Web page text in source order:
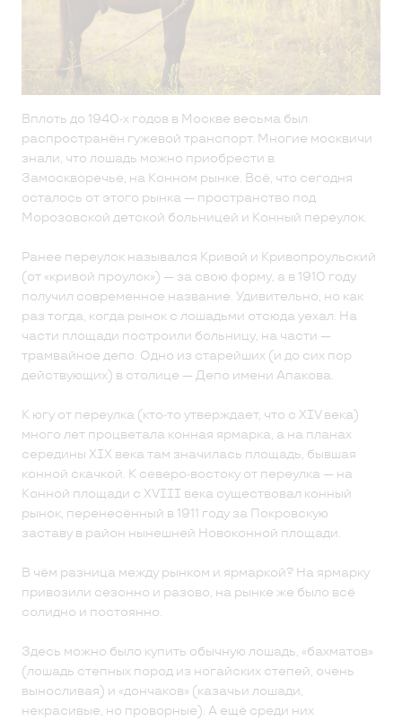
Вплоть до 1940-х годов в Москве весьма был
распространён гужевой транспорт. Многие москвичи
знали, что лошадь можно приобрести в
Замоскворечье, на Конном рынке. Всё, что сегодня
осталось от этого рынка — пространство под
Морозовской детской больницей и Конный переулок.
Ранее переулок назывался Кривой и Кривопроульский
(от «кривой проулок») — за свою форму, а в 1910 году
получил современное название. Удивительно, но как
раз тогда, когда рынок с лошадьми отсюда уехал. На
части площади построили больницу, на части —
трамвайное депо. Одно из старейших (и до сих пор
действующих) в столице — Депо имени Апакова.
К югу от переулка (кто-то утверждает, что с XIV века)
много лет процветала конная ярмарка, а на планах
середины XIX века там значилась площадь, бывшая
конной скачкой. К северо-востоку от переулка — на
Конной площади с XVIII века существовал конный
рынок, перенесённый в 1911 году за Покровскую
заставу в район нынешней Новоконной площади.
В чём разница между рынком и ярмаркой? На ярмарку
привозили сезонно и разово, на рынке же было всё
солидно и постоянно.
Здесь можно было купить обычную лошадь, «бахматов»
(лошадь степных пород из ногайских степей, очень
выносливая) и «дончаков» (казачьи лошади,
некрасивые, но проворные). А ещё среди них